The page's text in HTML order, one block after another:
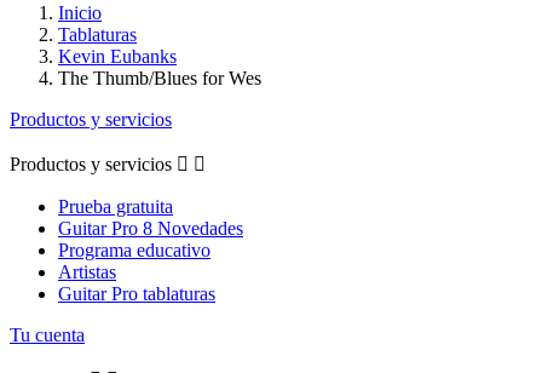
Inicio
Tablaturas
Kevin Eubanks
The Thumb/Blues for Wes
Productos y servicios
Productos y servicios  
Prueba gratuita
Guitar Pro 8 Novedades
Programa educativo
Artistas
Guitar Pro tablaturas
Tu cuenta